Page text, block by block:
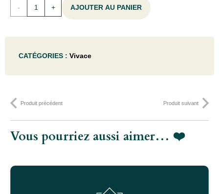
quantité
js
'Matu
P9
AJOUTER AU PANIER
CATÉGORIES : Vivace
Produit précédent Produit suivant
Vous pourriez aussi aimer… ❤️